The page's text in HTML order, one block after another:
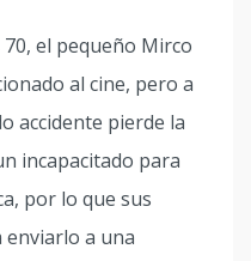
el pequeño Mirco
al cine, pero a
accidente pierde la
incapacitado para
por lo que sus
enviarlo a una